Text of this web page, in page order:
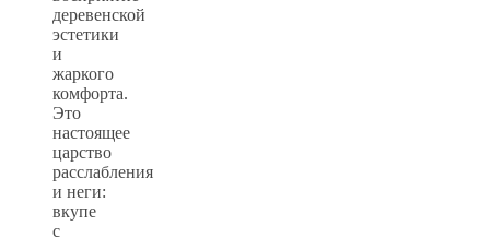
деревенской
эстетики
и
жаркого
комфорта.
Это
настоящее
царство
расслабления
и неги:
вкупе
с